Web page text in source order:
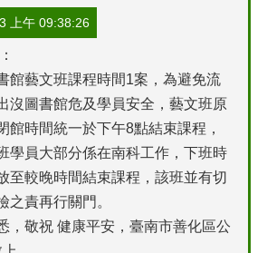
上午 09:38:26
館藝文班課程時間1案，為避免流
沒圖書館危及學員安全，藝文班原
館時間統一於下午8點結束課程，
學員大部分係在南科工作，下班時
至較晚時間結束課程，該班並有切
之責再行關門。
，敬祝 健康平安，臺南市善化區公